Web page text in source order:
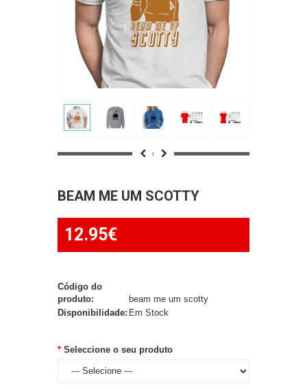
BEAM ME UM SCOTTY
12.95€
Código do
produto:
beam me um scotty
Disponibilidade:Em Stock
Seleccione o seu produto